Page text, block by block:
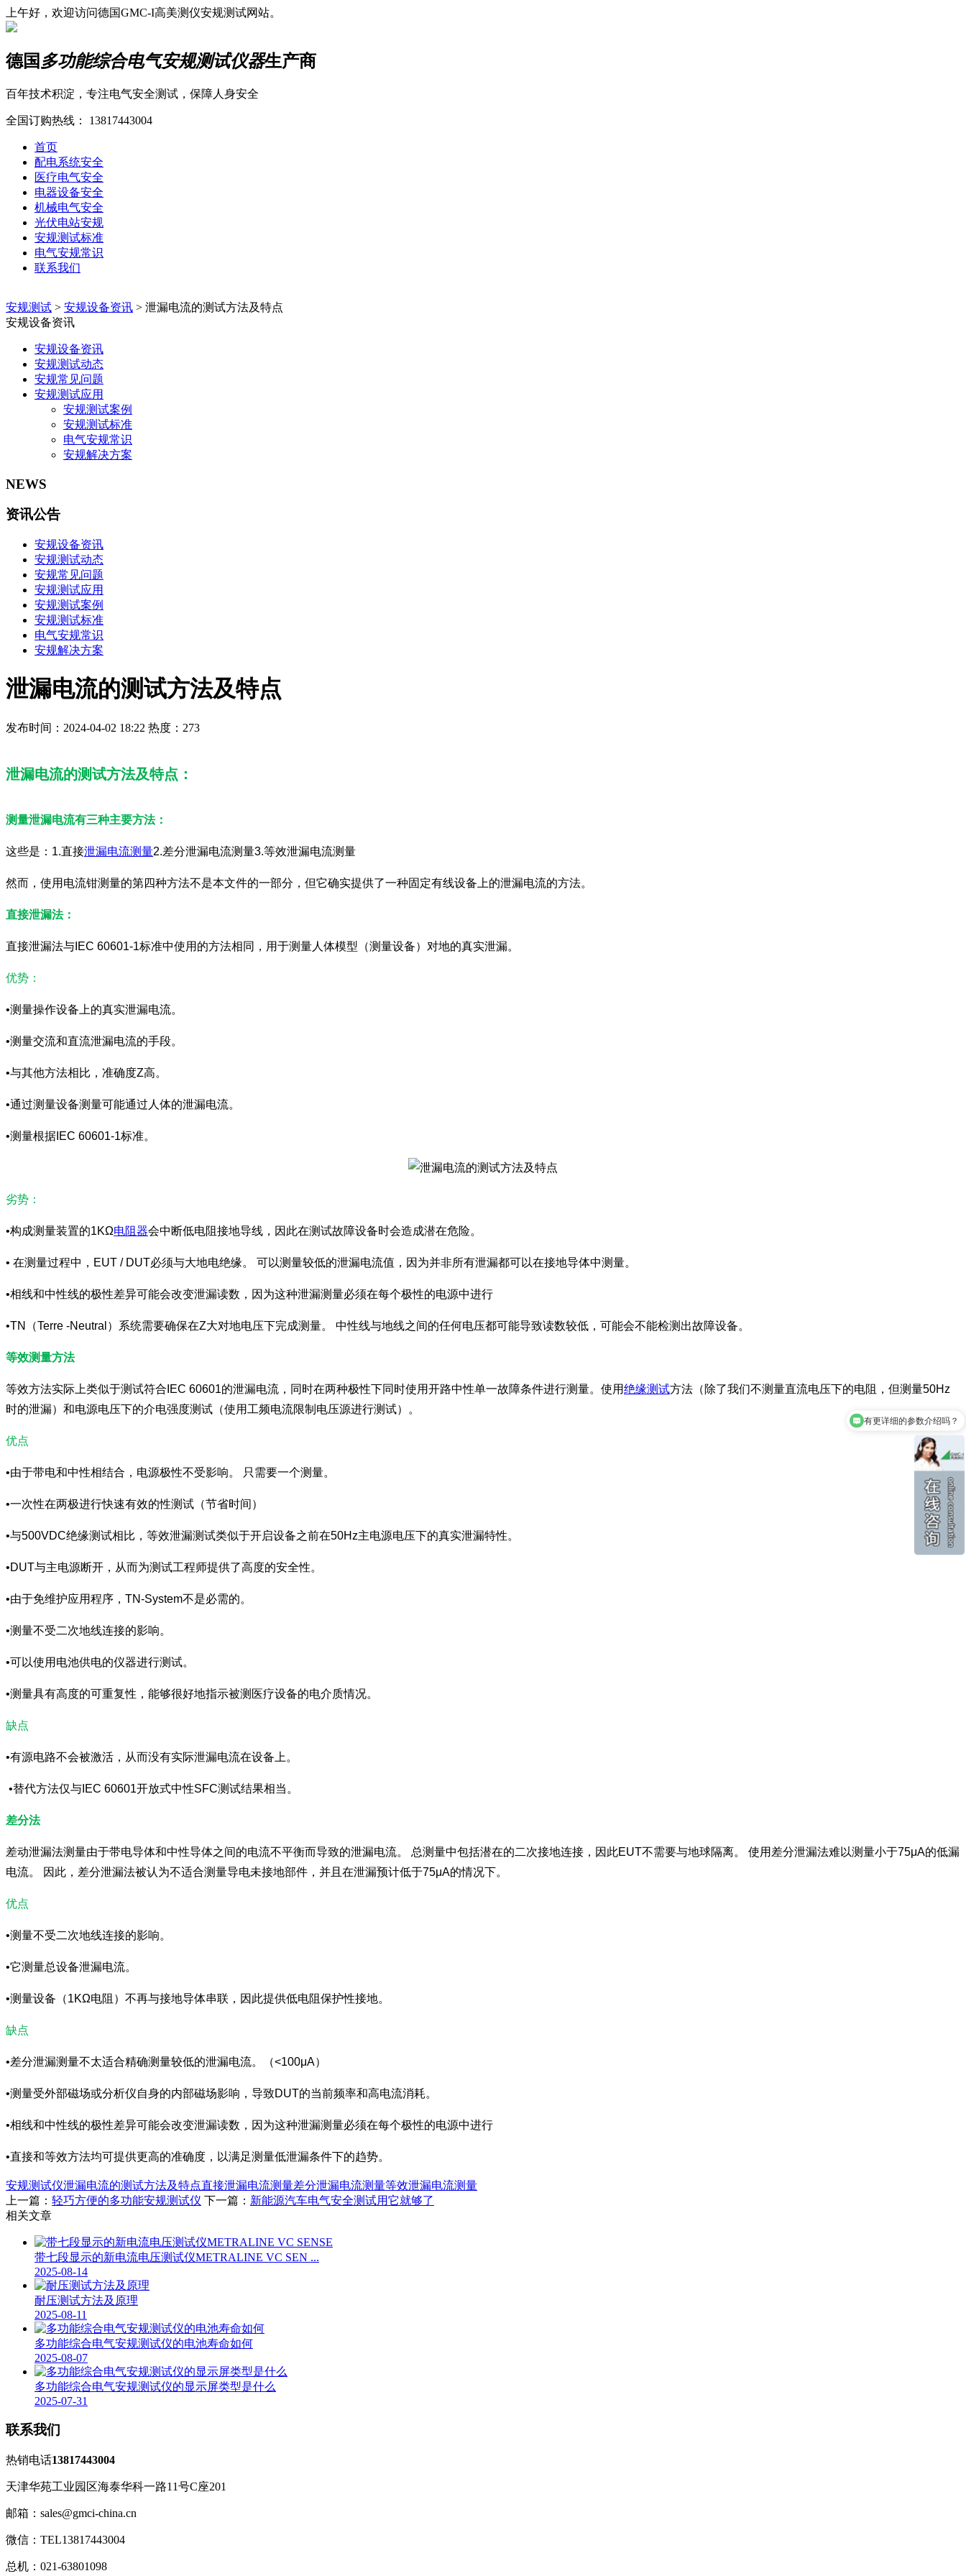
上午好，欢迎访问德国GMC-I高美测仪安规测试网站。
德国 多功能综合电气安规测试仪器生产商
百年技术积淀，专注电气安全测试，保障人身安全
全国订购热线： 13817443004
首页
配电系统安全
医疗电气安全
电器设备安全
机械电气安全
光伏电站安规
安规测试标准
电气安规常识
联系我们
安规测试 > 安规设备资讯 > 泄漏电流的测试方法及特点
安规设备资讯
安规设备资讯
安规测试动态
安规常见问题
安规测试应用
安规测试案例
安规测试标准
电气安规常识
安规解决方案
NEWS
资讯公告
安规设备资讯
安规测试动态
安规常见问题
安规测试应用
安规测试案例
安规测试标准
电气安规常识
安规解决方案
泄漏电流的测试方法及特点
发布时间：2024-04-02 18:22 热度：273
泄漏电流的测试方法及特点：
测量泄漏电流有三种主要方法：
这些是：1.直接泄漏电流测量2.差分泄漏电流测量3.等效泄漏电流测量
然而，使用电流钳测量的第四种方法不是本文件的一部分，但它确实提供了一种固定有线设备上的泄漏电流的方法。
直接泄漏法：
直接泄漏法与IEC 60601-1标准中使用的方法相同，用于测量人体模型（测量设备）对地的真实泄漏。
优势：
•测量操作设备上的真实泄漏电流。
•测量交流和直流泄漏电流的手段。
•与其他方法相比，准确度Z高。
•通过测量设备测量可能通过人体的泄漏电流。
•测量根据IEC 60601-1标准。
劣势：
•构成测量装置的1KΩ电阻器会中断低电阻接地导线，因此在测试故障设备时会造成潜在危险。
• 在测量过程中，EUT / DUT必须与大地电绝缘。 可以测量较低的泄漏电流值，因为并非所有泄漏都可以在接地导体中测量。
•相线和中性线的极性差异可能会改变泄漏读数，因为这种泄漏测量必须在每个极性的电源中进行
•TN（Terre -Neutral）系统需要确保在Z大对地电压下完成测量。 中性线与地线之间的任何电压都可能导致读数较低，可能会不能检测出故障设备。
等效测量方法
等效方法实际上类似于测试符合IEC 60601的泄漏电流，同时在两种极性下同时使用开路中性单一故障条件进行测量。使用绝缘测试方法（除了我们不测量直流电压下的电阻，但测量50Hz
时的泄漏）和电源电压下的介电强度测试（使用工频电流限制电压源进行测试）。
优点
•由于带电和中性相结合，电源极性不受影响。 只需要一个测量。
•一次性在两极进行快速有效的性测试（节省时间）
•与500VDC绝缘测试相比，等效泄漏测试类似于开启设备之前在50Hz主电源电压下的真实泄漏特性。
•DUT与主电源断开，从而为测试工程师提供了高度的安全性。
•由于免维护应用程序，TN-System不是必需的。
•测量不受二次地线连接的影响。
•可以使用电池供电的仪器进行测试。
•测量具有高度的可重复性，能够很好地指示被测医疗设备的电介质情况。
缺点
•有源电路不会被激活，从而没有实际泄漏电流在设备上。
•替代方法仅与IEC 60601开放式中性SFC测试结果相当。
差分法
差动泄漏法测量由于带电导体和中性导体之间的电流不平衡而导致的泄漏电流。 总测量中包括潜在的二次接地连接，因此EUT不需要与地球隔离。 使用差分泄漏法难以测量小于75μA的低漏
电流。 因此，差分泄漏法被认为不适合测量导电未接地部件，并且在泄漏预计低于75μA的情况下。
优点
•测量不受二次地线连接的影响。
•它测量总设备泄漏电流。
•测量设备（1KΩ电阻）不再与接地导体串联，因此提供低电阻保护性接地。
缺点
•差分泄漏测量不太适合精确测量较低的泄漏电流。（<100μA）
•测量受外部磁场或分析仪自身的内部磁场影响，导致DUT的当前频率和高电流消耗。
•相线和中性线的极性差异可能会改变泄漏读数，因为这种泄漏测量必须在每个极性的电源中进行
•直接和等效方法均可提供更高的准确度，以满足测量低泄漏条件下的趋势。
安规测试仪泄漏电流的测试方法及特点直接泄漏电流测量差分泄漏电流测量等效泄漏电流测量
上一篇： 轻巧方便的多功能安规测试仪 下一篇： 新能源汽车电气安全测试用它就够了
相关文章
带七段显示的新电流电压测试仪METRALINE VC SEN ...
2025-08-14
耐压测试方法及原理
2025-08-11
多功能综合电气安规测试仪的电池寿命如何
2025-08-07
多功能综合电气安规测试仪的显示屏类型是什么
2025-07-31
联系我们
热销电话13817443004
天津华苑工业园区海泰华科一路11号C座201
邮箱：sales@gmci-china.cn
微信：TEL13817443004
总机：021-63801098
你们是原厂还是代理？
有更详细的参数介绍吗？